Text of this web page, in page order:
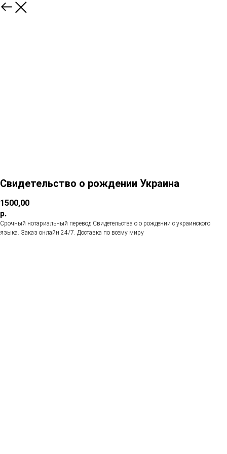
Свидетельство о рождении Украина
1500,00
р.
Срочный нотариальный перевод Свидетельства о о рождении с украинского
языка. Заказ онлайн 24/7. Доставка по всему миру